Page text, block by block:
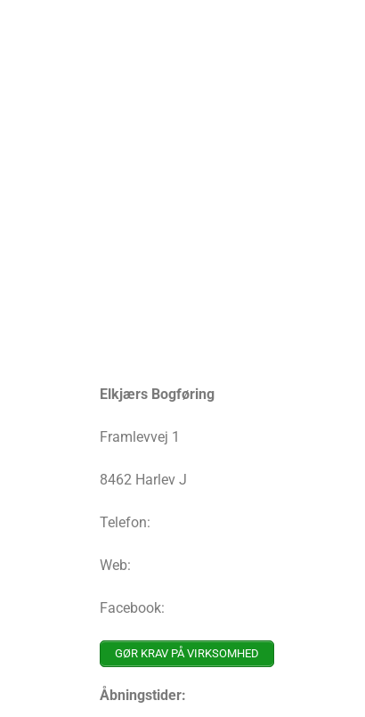
Elkjærs Bogføring
Framlevvej 1
8462 Harlev J
Telefon:
Web:
Facebook:
GØR KRAV PÅ VIRKSOMHED
Åbningstider: